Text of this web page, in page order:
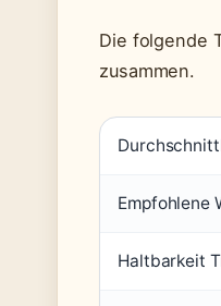
Die folgende
zusammen.
Empfohlene
Haltbarkeit